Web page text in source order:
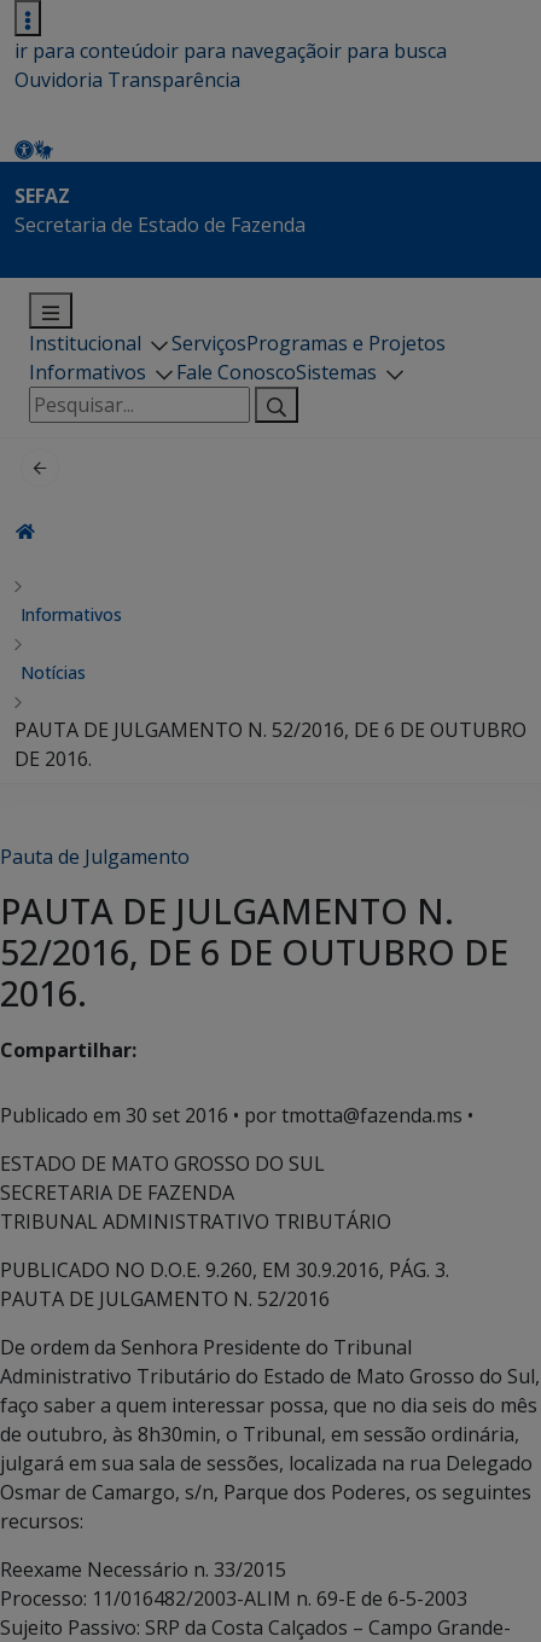
ir para conteúdoir para navegaçãoir para busca
Ouvidoria Transparência
SEFAZ
Secretaria de Estado de Fazenda
Institucional ServiçosProgramas e Projetos
Informativos
Fale ConoscoSistemas
Pesquisar
por:
Informativos
Notícias
PAUTA DE JULGAMENTO N. 52/2016, DE 6 DE OUTUBRO
DE 2016.
Pauta de Julgamento
PAUTA DE JULGAMENTO N.
52/2016, DE 6 DE OUTUBRO DE
2016.
Compartilhar:
Publicado em 30 set 2016 • por tmotta@fazenda.ms •
ESTADO DE MATO GROSSO DO SUL
SECRETARIA DE FAZENDA
TRIBUNAL ADMINISTRATIVO TRIBUTÁRIO
PUBLICADO NO D.O.E. 9.260, EM 30.9.2016, PÁG. 3.
PAUTA DE JULGAMENTO N. 52/2016
De ordem da Senhora Presidente do Tribunal
Administrativo Tributário do Estado de Mato Grosso do Sul,
faço saber a quem interessar possa, que no dia seis do mês
de outubro, às 8h30min, o Tribunal, em sessão ordinária,
julgará em sua sala de sessões, localizada na rua Delegado
Osmar de Camargo, s/n, Parque dos Poderes, os seguintes
recursos:
Reexame Necessário n. 33/2015
Processo: 11/016482/2003-ALIM n. 69-E de 6-5-2003
Sujeito Passivo: SRP da Costa Calçados – Campo Grande-